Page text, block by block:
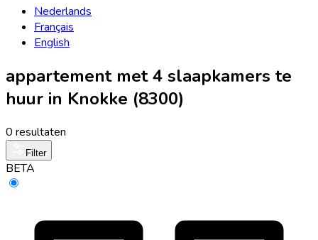
Nederlands
Français
English
appartement met 4 slaapkamers te
huur in Knokke (8300)
0 resultaten
Filter
BETA